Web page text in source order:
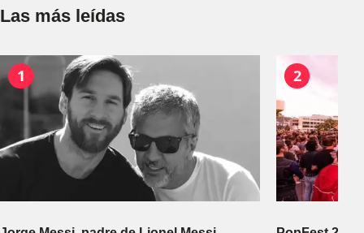
Las más leídas
1 2